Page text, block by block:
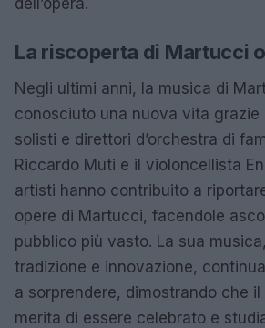
La riscoperta di Martucci
Negli ultimi anni, la musica di
conosciuto una nuova vita grazie
solisti e direttori d’orchestra di
Riccardo Muti e il violoncellista
artisti hanno contribuito a
opere di Martucci, facendole
pubblico più vasto. La sua
tradizione e innovazione,
a sorprendere, dimostrando che
merita di essere celebrato e